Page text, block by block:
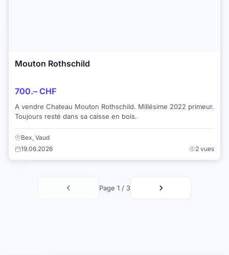
Mouton Rothschild
700.– CHF
A vendre Chateau Mouton Rothschild. Millésime 2022 primeur.
Toujours resté dans sa caisse en bois.
Bex, Vaud
19.06.2026
2 vues
Page 1 / 3